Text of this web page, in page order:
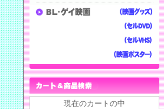
現在のカートの中